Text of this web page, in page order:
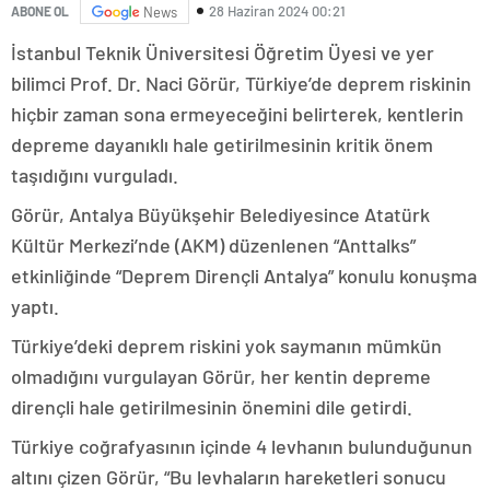
ABONE OL News 28 Haziran 2024 00:21
İstanbul Teknik Üniversitesi Öğretim Üyesi ve yer
bilimci Prof. Dr. Naci Görür, Türkiye’de deprem riskinin
hiçbir zaman sona ermeyeceğini belirterek, kentlerin
depreme dayanıklı hale getirilmesinin kritik önem
taşıdığını vurguladı.
Görür, Antalya Büyükşehir Belediyesince Atatürk
Kültür Merkezi’nde (AKM) düzenlenen “Anttalks”
etkinliğinde “Deprem Dirençli Antalya” konulu konuşma
yaptı.
Türkiye’deki deprem riskini yok saymanın mümkün
olmadığını vurgulayan Görür, her kentin depreme
dirençli hale getirilmesinin önemini dile getirdi.
Türkiye coğrafyasının içinde 4 levhanın bulunduğunun
altını çizen Görür, “Bu levhaların hareketleri sonucu